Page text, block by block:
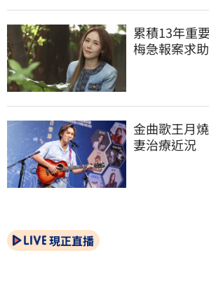
累積13年重
梅急報案求助
金曲歌王月
妻治療近況
現正直播